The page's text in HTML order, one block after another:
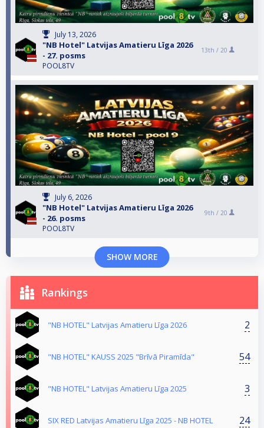
July 13, 2026
"NB Hotel" Latvijas Amatieru Līga 2026
- 27. posms
POOL8TV
13th / 20
July 6, 2026
"NB Hotel" Latvijas Amatieru Līga 2026
- 26. posms
POOL8TV
9th / 20
SHOW MORE
Rankings
"NB HOTEL" Latvijas Amatieru Līga 2026 2
"NB HOTEL" KAUSS 2025 "Brīvā Piramīda" 54
"NB HOTEL" Latvijas Amatieru Līga 2025 3
SIX RED Latvijas Amatieru Līga 2025 - NB HOTEL 24